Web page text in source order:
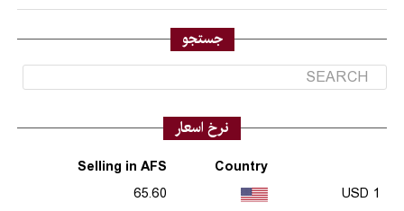
جستجو
نرخ اسعار
Country
Selling in AFS
1 USD
65.60